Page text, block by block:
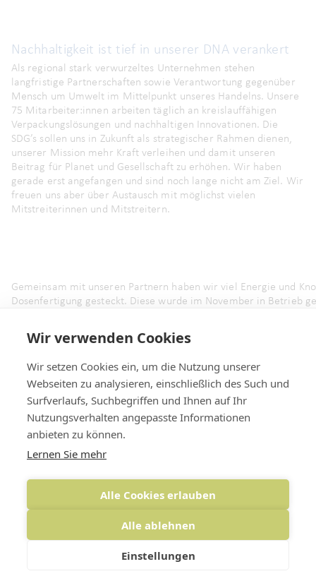
Nachhaltigkeit ist tief in unserer DNA verankert
Als regional stark verwurzeltes Unternehmen stehen
langfristige Partnerschaften sowie Verantwortung gegenüber
Mensch um Umwelt im Mittelpunkt unseres Handelns. Unsere
75 Mitarbeiter:innen arbeiten täglich an kreislauffähigen
Verpackungslösungen und nachhaltigen Innovationen. Die
SDG’s sollen uns in Zukunft als strategischer Rahmen dienen,
unserer Mission mehr Kraft verleihen und damit unseren
Beitrag für Planet und Gesellschaft zu erhöhen. Wir haben
gerade erst angefangen und sind noch lange nicht am Ziel. Wir
freuen uns aber über Austausch mit möglichst vielen
Mitstreiterinnen und Mitstreitern.
Gemeinsam mit unseren Partnern haben wir viel Energie und
Dosenfertigung gesteckt. Diese wurde im November in Betrieb
Gläser oder Spielsachen her.Unser Vertriebinformiert Sie gerne
pratopac investierte zehn Millionen Euro in
Neubau der Produktion
Die eineinhalb Jahre Bauzeit (Baubeginn 2019) haben sich für
Neubau, bestehend aus Produktion, Hochregal- und
Wir verwenden Cookies
Wir setzen Cookies ein, um die Nutzung unserer
Webseiten zu analysieren, einschließlich des Such und
Surfverlaufs, Suchbegriffen und Ihnen auf Ihr
Nutzungsverhalten angepasste Informationen
anbieten zu können.
Lernen Sie mehr
Alle Cookies erlauben
Alle ablehnen
Einstellungen